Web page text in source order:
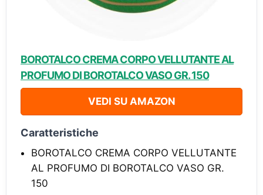
BOROTALCO CREMA CORPO VELLUTANTE AL
PROFUMO DI BOROTALCO VASO GR. 150
VEDI SU AMAZON
Caratteristiche
BOROTALCO CREMA CORPO VELLUTANTE
AL PROFUMO DI BOROTALCO VASO GR.
150